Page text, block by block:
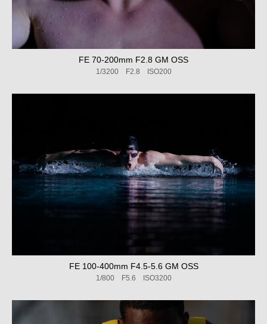
FE 70-200mm F2.8 GM OSS
1/3200 F2.8 ISO200
FE 100-400mm F4.5-5.6 GM OSS
1/800 F5.6 ISO3200